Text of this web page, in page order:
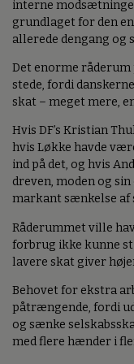
interne
grundlaget for den
allerede dengang og
Det enorme
stede, fordi
skat – meget mere,
Hvis DF’s Kristian
hvis Løkke havde
ind på det, og hvis
dreven, moden og
markant sænkelse af
Råderummet ville
forbrug ikke kunne
lavere skat giver
Behovet for ekstra
påtrængende, fordi
og sænke
med flere hænder i